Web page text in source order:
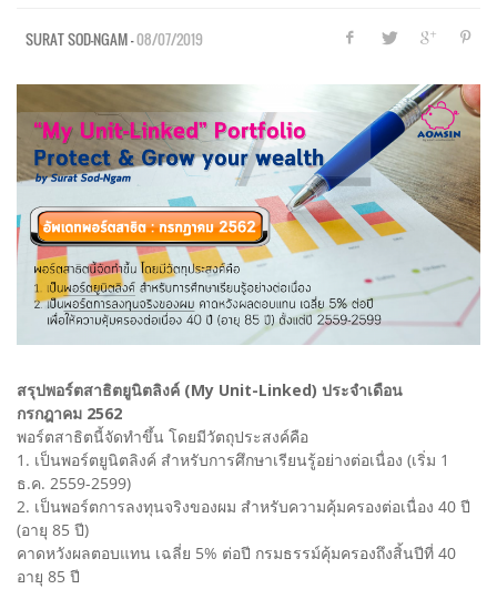
SURAT SOD-NGAM—08/07/2019
สรุปพอร์ตสาธิตยูนิตลิงค์ (My Unit-Linked) ประจำเดือน
กรกฎาคม 2562
พอร์ตสาธิตนี้จัดทำขึ้น โดยมีวัตถุประสงค์คือ
1. เป็นพอร์ตยูนิตลิงค์ สำหรับการศึกษาเรียนรู้อย่างต่อเนื่อง (เริ่ม 1
ธ.ค. 2559-2599)
2. เป็นพอร์ตการลงทุนจริงของผม สำหรับความคุ้มครองต่อเนื่อง 40 ปี
(อายุ 85 ปี)
คาดหวังผลตอบแทน เฉลี่ย 5% ต่อปี กรมธรรม์คุ้มครองถึงสิ้นปีที่ 40
อายุ 85 ปี